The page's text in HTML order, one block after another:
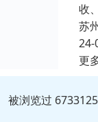
收
苏
24-
更
被浏览过